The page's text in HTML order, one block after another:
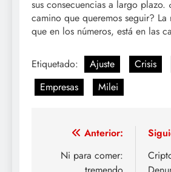
sus consecuencias a largo plazo.
camino que queremos seguir? La
que en los números, está en las
Etiquetado: Ajuste Crisis
Empresas
Milei
Navegación
Anterior:
Ni para comer: